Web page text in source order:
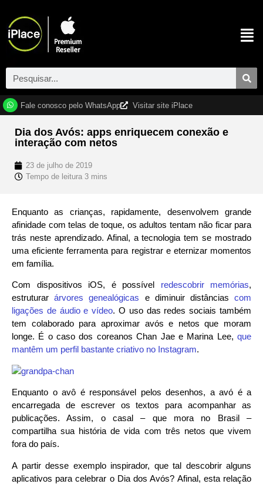
Fale conosco pelo WhatsApp Visitar site iPlace
Dia dos Avós: apps enriquecem conexão e
interação com netos
23 de julho de 2019
Enquanto as crianças, rapidamente, desenvolvem grande
afinidade com telas de toque, os adultos tentam não ficar para
trás neste aprendizado. Afinal, a tecnologia tem se mostrado
uma eficiente ferramenta para registrar e eternizar momentos
em família.
Com dispositivos iOS, é possível redescobrir memórias,
estruturarárvores genealógicas e diminuir distânciascom
ligações de áudio e vídeo. O uso das redes sociais também
tem colaborado para aproximar avós e netos que moram
longe. É o caso dos coreanos Chan Jae e Marina Lee, que
mantêm um perfil bastante criativo no Instagram.
Enquanto o avô é responsável pelos desenhos, a avó é a
encarregada de escrever os textos para acompanhar as
publicações. Assim, o casal – que mora no Brasil –
compartilha sua história de vida com três netos que vivem
fora do país.
A partir desse exemplo inspirador, que tal descobrir alguns
aplicativos para celebrar o Dia dos Avós? Afinal, esta relação